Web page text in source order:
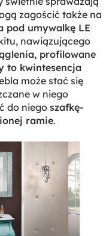
zagościć także na
pod umywalkę LE
nawiązującego
profilowane
to kwintesencja
może stać się
w niego
do niego szafkę-
ramie.